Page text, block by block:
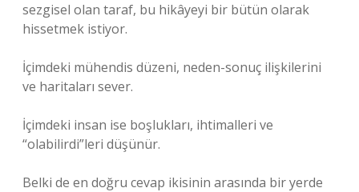
sezgisel olan taraf, bu hikâyeyi bir bütün olarak
hissetmek istiyor.
İçimdeki mühendis düzeni, neden-sonuç ilişkilerini
ve haritaları sever.
İçimdeki insan ise boşlukları, ihtimalleri ve
“olabilirdi”leri düşünür.
Belki de en doğru cevap ikisinin arasında bir yerde